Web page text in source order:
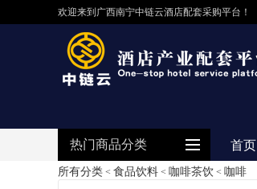
欢迎来到广西南宁中链云酒店配套采购平台！
热门商品分类 首页
所有分类 < 食品饮料 < 咖啡茶饮 < 咖啡